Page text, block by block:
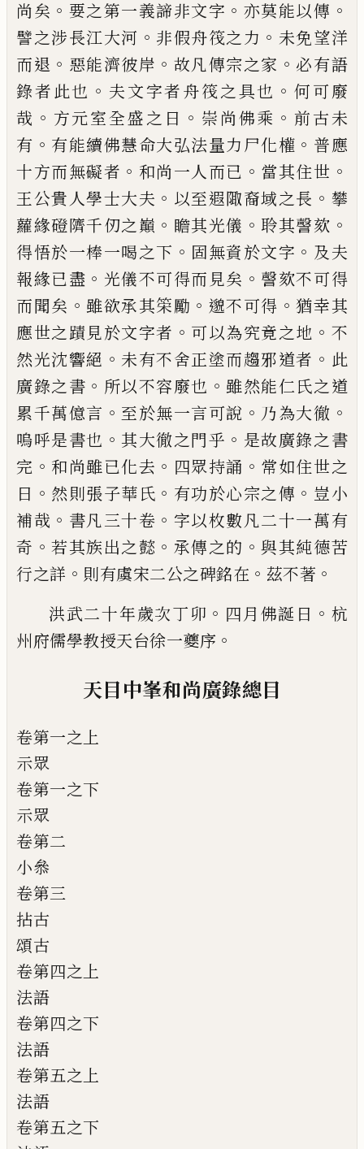
尚矣 。 要之第一義諦非文字 。 亦莫能以傳 。
譬之涉長江大河 。 非假舟筏之力 。 未免望洋
而退 。 惡能濟彼岸 。 故凡傳宗之家 。 必有語
錄者此也 。 夫文字者舟筏之具也 。 何可廢
哉 。 方元室全盛之日 。 崇尚佛乘 。 前古未
有 。 有能續佛慧命大弘法量力尸化權 。 普應
十方而無礙者 。 和尚一人而已 。 當其住世 。
王公貴人學士大夫 。 以至遐陬裔域之長 。 攀
蘿緣磴隮千仞之巔 。 瞻其光儀 。 聆其謦欬 。
得悟於一棒一喝之下 。 固無資於文字 。 及夫
報緣已盡 。 光儀不可得而見矣 。 謦欬不可得
而聞矣 。雖欲承其筞勵 。 邈不可得 。猶幸其
應世之蹟見於文字者 。 可以為究竟之地 。 不
然光沈響絕 。 未有不舍正塗而趨邪道者 。 此
廣錄之書 。 所以不容廢也 。雖然能仁氏之道
累千萬億言 。 至於無一言可說 。 乃為大徹 。
嗚呼是書也 。其大徹之門乎 。 是故廣錄之書
完 。 和尚雖已化去 。 四眾持誦 。 常如住世之
日 。 然則張子華氏 。 有功於心宗之傳 。 豈小
補哉 。 書凡三十卷 。 字以枚數凡二十一萬有
奇 。若其族出之懿 。 承傳之的 。與其純德苦
行之詳 。 則有虞宋二公之碑銘在 。 茲不著 。
洪武二十年歲次丁卯 。 四月佛誕日 。 杭
州府儒學教授天台徐一夔序 。
天目中峯和尚廣錄總目
卷第一之上
示眾
卷第一之下
示眾
卷第二
小叅
卷第三
拈古
頌古
卷第四之上
法語
卷第四之下
法語
卷第五之上
法語
卷第五之下